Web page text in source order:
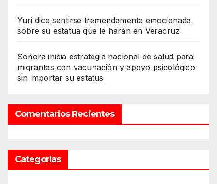
Yuri dice sentirse tremendamente emocionada
sobre su estatua que le harán en Veracruz
Sonora inicia estrategia nacional de salud para
migrantes con vacunación y apoyo psicológico
sin importar su estatus
Comentarios Recientes
Categorías